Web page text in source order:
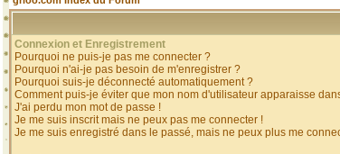
Connexion et Enregistrement
Pourquoi ne puis-je pas me connecter ?
Pourquoi n'ai-je pas besoin de m'enregistrer ?
Pourquoi suis-je déconnecté automatiquement ?
Comment puis-je éviter que mon nom d'utilisateur apparaisse
J'ai perdu mon mot de passe !
Je me suis inscrit mais ne peux pas me connecter !
Je me suis enregistré dans le passé, mais ne peux plus me